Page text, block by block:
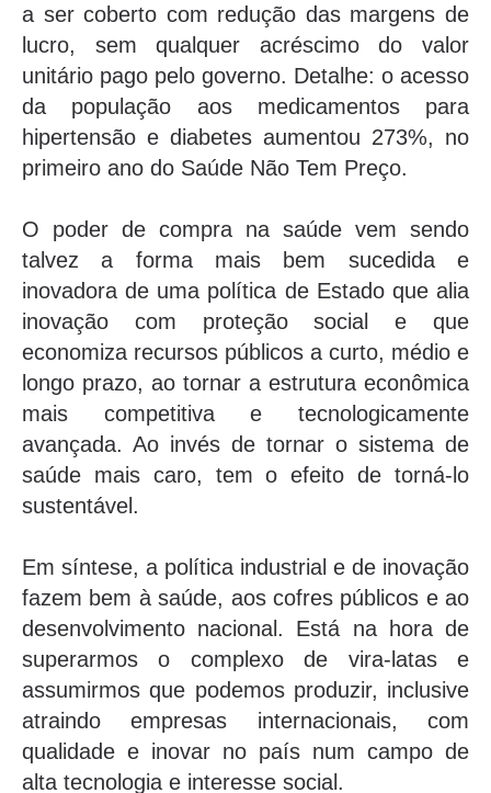
a ser coberto com redução das margens de
lucro, sem qualquer acréscimo do valor
unitário pago pelo governo. Detalhe: o acesso
da população aos medicamentos para
hipertensão e diabetes aumentou 273%, no
primeiro ano do Saúde Não Tem Preço.
O poder de compra na saúde vem sendo
talvez a forma mais bem sucedida e
inovadora de uma política de Estado que alia
inovação com proteção social e que
economiza recursos públicos a curto, médio e
longo prazo, ao tornar a estrutura econômica
mais competitiva e tecnologicamente
avançada. Ao invés de tornar o sistema de
saúde mais caro, tem o efeito de torná-lo
sustentável.
Em síntese, a política industrial e de inovação
fazem bem à saúde, aos cofres públicos e ao
desenvolvimento nacional. Está na hora de
superarmos o complexo de vira-latas e
assumirmos que podemos produzir, inclusive
atraindo empresas internacionais, com
qualidade e inovar no país num campo de
alta tecnologia e interesse social.